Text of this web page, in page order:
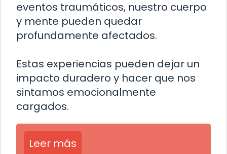
eventos traumáticos, nuestro cuerpo
y mente pueden quedar
profundamente afectados.
Estas experiencias pueden dejar un
impacto duradero y hacer que nos
sintamos emocionalmente
cargados.
Leer más